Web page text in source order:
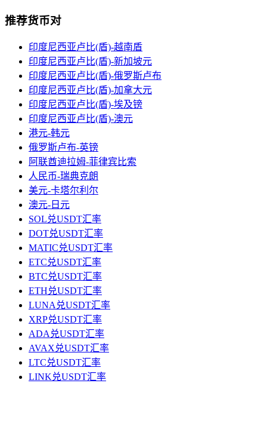
推荐货币对
印度尼西亚卢比(盾)-越南盾
印度尼西亚卢比(盾)-新加坡元
印度尼西亚卢比(盾)-俄罗斯卢布
印度尼西亚卢比(盾)-加拿大元
印度尼西亚卢比(盾)-埃及镑
印度尼西亚卢比(盾)-澳元
港元-韩元
俄罗斯卢布-英镑
阿联酋迪拉姆-菲律宾比索
人民币-瑞典克朗
美元-卡塔尔利尔
澳元-日元
SOL兑USDT汇率
DOT兑USDT汇率
MATIC兑USDT汇率
ETC兑USDT汇率
BTC兑USDT汇率
ETH兑USDT汇率
LUNA兑USDT汇率
XRP兑USDT汇率
ADA兑USDT汇率
AVAX兑USDT汇率
LTC兑USDT汇率
LINK兑USDT汇率